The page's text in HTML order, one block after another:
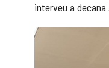
interveu a decana